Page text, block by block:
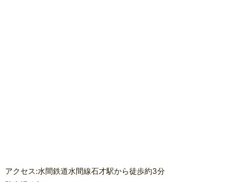
アクセス:水間鉄道水間線石才駅から徒歩約3分